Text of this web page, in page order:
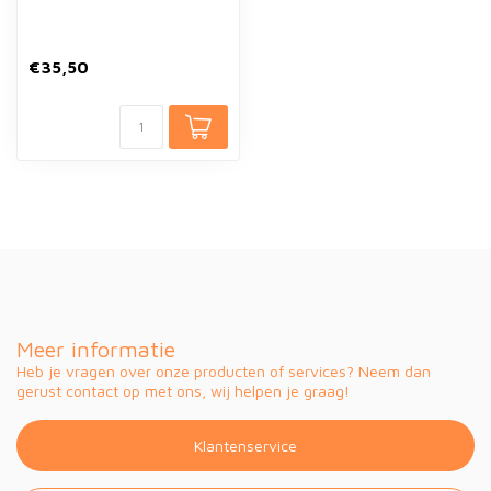
€35,50
Meer informatie
Heb je vragen over onze producten of services? Neem dan
gerust contact op met ons, wij helpen je graag!
Klantenservice